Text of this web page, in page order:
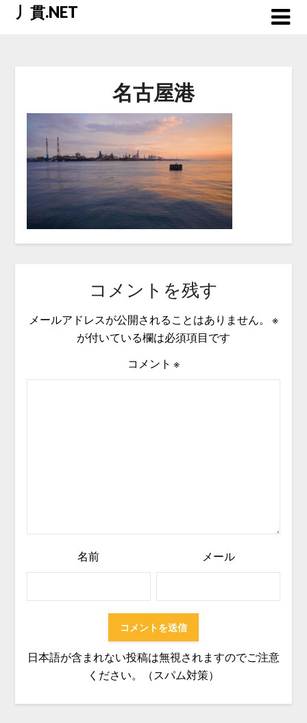
Skip丿貫.NET
名古屋港
コメントを残す
メールアドレスが公開されることはありません。
※
が付いている欄は必須項目です
コメント ※
名前 メール
日本語が含まれない投稿は無視されますのでご注意
ください。（スパム対策）